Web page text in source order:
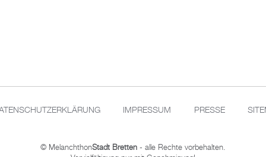
IMPRESSUM PRESSE
© MelanchthonStadt Bretten - alle Rechte vorbehalten.